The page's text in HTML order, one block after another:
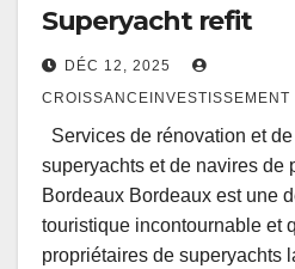
Superyacht refit
DÉC 12, 2025
CROISSANCEINVESTISSEMENT
Services de rénovation et
superyachts et de navires de
Bordeaux Bordeaux est une
touristique incontournable et
propriétaires de superyachts